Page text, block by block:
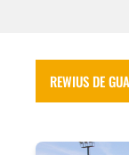
REWIUS DE